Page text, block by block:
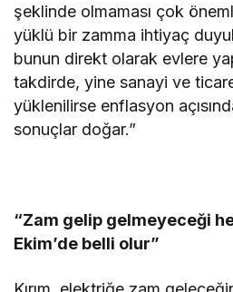
şeklinde olmaması çok
yüklü bir zamma ihtiyaç
bunun direkt olarak evlere
takdirde, yine sanayi ve
yüklenilirse enflasyon
sonuçlar doğar.”
“Zam gelip gelmeyeceği
Ekim’de belli olur”